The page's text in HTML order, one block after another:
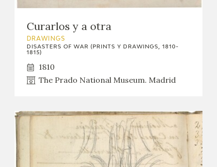
PUBLICACIONES
Curarlos y a otra
DRAWINGS
DISASTERS OF WAR (PRINTS Y DRAWINGS, 1810-
1815)
1810
The Prado National Museum. Madrid